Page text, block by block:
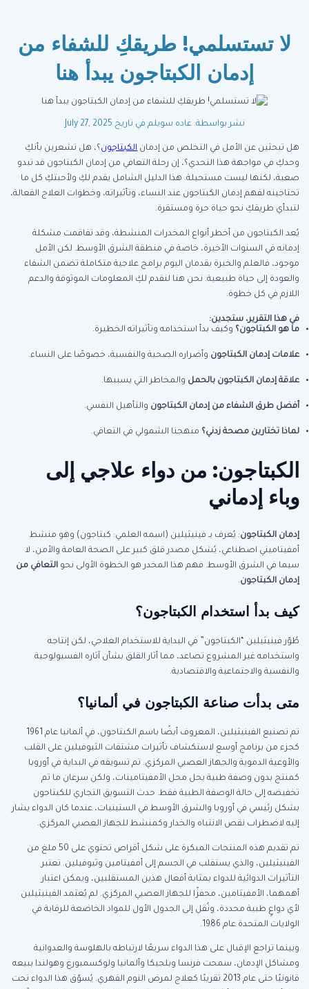
لا تستسلمي! طريقكِ للشفاء من
إدمان الكبتاجون يبدأ هنا
نشر بواسطة: غاده سويلم في تاريخ July 27, 2025
هل تبحثين عن الأمل في التخلص من إدمانالكبتاجون ؟، هل تشعرين بأنكِ
وحدكِ في مواجهة هذا التحدي؟، إن رحلة التعافي من إدمان الكبتاجون قد تبدو
صعبة، لكنها ليست مستحيلة. هذا الدليل الشامل يقدم لكِ ولأحبتكِ كل ما
تحتاجينه لفهم إدمان الكبتاجون عند النساء، وتأثيراته، وخطوات العلاج الفعالة،
لتبدأي طريقكِ نحو حياة حرة ومستقرة.
يُعد الكبتاجون من أخطر أنواع المخدرات المنشطة، وقد تفاقمت مشكلة
إدمانه في السنوات الأخيرة، خاصة في منطقة الشرق الأوسط. لكن الأمل
موجود، فالعلم والخبرة يقدمان اليوم برامج علاجية متكاملة تضمن الشفاء
والعودة إلى حياة طبيعية. نحن هنا لنقدم لكِ المعلومات الموثوقة والدعم
اللازم في كل خطوة.
في هذا التقرير، ستجدين:
ما هو الكبتاجون؟ وكيف بدأ استخدامه وتأثيراته الخطيرة.
علامات إدمان الكبتاجون وأضراره الصحية والنفسية، خصوصًا على النساء.
علاقة إدمان الكبتاجون بالحمل والمخاطر التي يسببها.
أفضل طرق الشفاء من إدمان الكبتاجون والتأهيل النفسي.
لماذا تختارين مصحة زدني؟ منهجنا الشمولي في التعافي.
الكبتاجون: من دواء علاجي إلى
وباء إدماني
إدمان الكبتاجون: يُعرف بـ فينيثيلين (اسمه العلمي: كبتاجون) وهو منشط
أمفيتاميني اصطناعي، يُشكل مصدر قلق كبير على الصحة العامة والأمن، لا
سيما في الشرق الأوسط. فهم هذا المخدر هو الخطوة الأولى نحو التعافي من
إدمان الكبتاجون.
كيف بدأ استخدام الكبتاجون؟
طُوّر فينيثيلين “الكبتاجون” في البداية للاستخدام العلاجي، لكن إنتاجه
واستخدامه غير المشروع تصاعد، مما أثار القلق بشأن آثاره الفسيولوجية
والنفسية والاجتماعية والاقتصادية.
متى بدأت صناعة الكبتاجون في ألمانيا؟
تم تصنيع الفينيثيلين، المعروف أيضًا باسم الكبتاجون، في ألمانيا عام 1961
كجزء من برنامج أوسع لاستكشاف تأثيرات مشتقات الثيوفيلين على القلب
والأوعية الدموية والجهاز العصبي المركزي. تم تسويقه في البداية في أوروبا
كمنتج بدون وصفة طبية يحل محل الأمفيتامينات، ولكن سرعان ما تم
تخفيضه إلى حالة الوصفة الطبية فقط. حدث التسويق التجاري للكبتاجون
بشكل رئيسي في أوروبا والشرق الأوسط في الستينيات، عندما كان الدواء يشار
إليه لاضطراب نقص الانتباه والخدار وكمنشط للجهاز العصبي المركزي.
تم تقديم هذه المنتجات المبكرة على شكل أقراص تحتوي على 50 ملغ من
الفينيثيلين، والذي يستقلب في الجسم إلى أمفيتامين وثيوفيلين. تعتبر
التأثيرات الدوائية للدواء بمثابة أفعال هذين المستقلبين، ويمكن اعتبار
أهمهما، الأمفيتامين، محفزًا للجهاز العصبي المركزي. لم يُعتمد الفينيثيلين
لأي دواعٍ طبية محددة، ونُقل إلى الجدول الأول للمواد الخاضعة للرقابة في
الولايات المتحدة عام 1986.
وبينما تراجع الإقبال على هذا الدواء سريعًا لارتباطه بالهلوسة والعدوانية
ومشاكل الإدمان، سمحت فرنسا وبلجيكا وألمانيا ولوكسمبورغ وهولندا ببيعه
قانونيًا حتى عام 2013 تقريبًا كعلاج لمرض النوم القهري. يُسوّق هذا الدواء تحت